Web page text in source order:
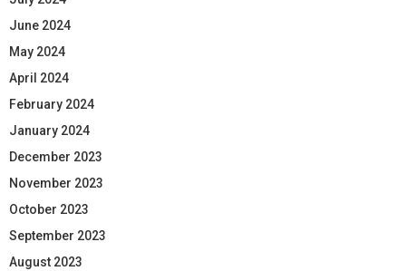
June 2024
May 2024
April 2024
February 2024
January 2024
December 2023
November 2023
October 2023
September 2023
August 2023